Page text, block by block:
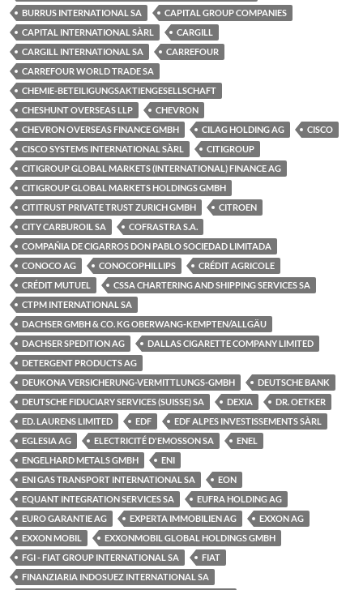
BURRUS INTERNATIONAL SA
CAPITAL GROUP COMPANIES
CAPITAL INTERNATIONAL SÀRL
CARGILL
CARGILL INTERNATIONAL SA
CARREFOUR
CARREFOUR WORLD TRADE SA
CHEMIE-BETEILIGUNGSAKTIENGESELLSCHAFT
CHESHUNT OVERSEAS LLP
CHEVRON
CHEVRON OVERSEAS FINANCE GMBH
CILAG HOLDING AG
CISCO
CISCO SYSTEMS INTERNATIONAL SÀRL
CITIGROUP
CITIGROUP GLOBAL MARKETS (INTERNATIONAL) FINANCE AG
CITIGROUP GLOBAL MARKETS HOLDINGS GMBH
CITITRUST PRIVATE TRUST ZURICH GMBH
CITROEN
CITY CARBUROIL SA
COFRASTRA S.A.
COMPAÑIA DE CIGARROS DON PABLO SOCIEDAD LIMITADA
CONOCO AG
CONOCOPHILLIPS
CRÉDIT AGRICOLE
CRÉDIT MUTUEL
CSSA CHARTERING AND SHIPPING SERVICES SA
CTPM INTERNATIONAL SA
DACHSER GMBH & CO. KG OBERWANG-KEMPTEN/ALLGÄU
DACHSER SPEDITION AG
DALLAS CIGARETTE COMPANY LIMITED
DETERGENT PRODUCTS AG
DEUKONA VERSICHERUNG-VERMITTLUNGS-GMBH
DEUTSCHE BANK
DEUTSCHE FIDUCIARY SERVICES (SUISSE) SA
DEXIA
DR. OETKER
ED. LAURENS LIMITED
EDF
EDF ALPES INVESTISSEMENTS SÀRL
EGLESIA AG
ELECTRICITÉ D'EMOSSON SA
ENEL
ENGELHARD METALS GMBH
ENI
ENI GAS TRANSPORT INTERNATIONAL SA
EON
EQUANT INTEGRATION SERVICES SA
EUFRA HOLDING AG
EURO GARANTIE AG
EXPERTA IMMOBILIEN AG
EXXON AG
EXXON MOBIL
EXXONMOBIL GLOBAL HOLDINGS GMBH
FGI - FIAT GROUP INTERNATIONAL SA
FIAT
FINANZIARIA INDOSUEZ INTERNATIONAL SA